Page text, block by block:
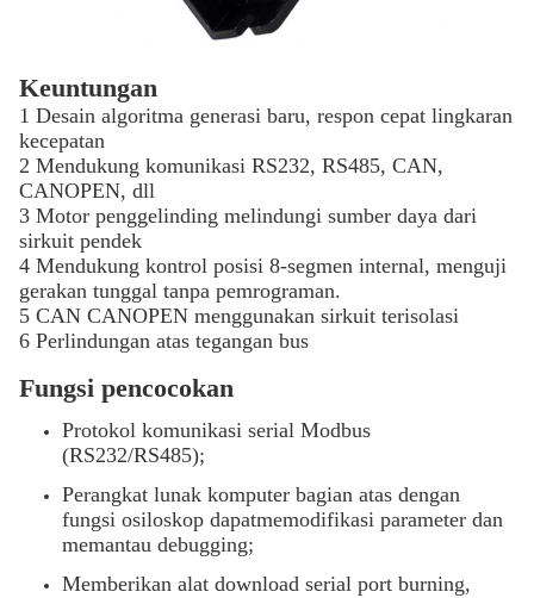
Keuntungan
1 Desain algoritma generasi baru, respon cepat lingkaran
kecepatan
2 Mendukung komunikasi RS232, RS485, CAN,
CANOPEN, dll
3 Motor penggelinding melindungi sumber daya dari
sirkuit pendek
4 Mendukung kontrol posisi 8-segmen internal, menguji
gerakan tunggal tanpa pemrograman.
5 CAN CANOPEN menggunakan sirkuit terisolasi
6 Perlindungan atas tegangan bus
Fungsi pencocokan
Protokol komunikasi serial Modbus
(RS232/RS485);
Perangkat lunak komputer bagian atas dengan
fungsi osiloskop dapatmemodifikasi parameter dan
memantau debugging;
Memberikan alat download serial port burning,